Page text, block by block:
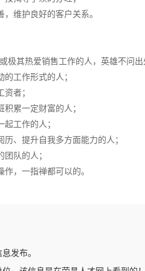
，维护良好的客户关系。
极其热爱销售工作的人，英雄不问
工作形式的人；
者；
累一定财富的人；
工作的人；
历、提升自我多方面能力的人；
团队的人；
作，一指禅都可以的。
发布。